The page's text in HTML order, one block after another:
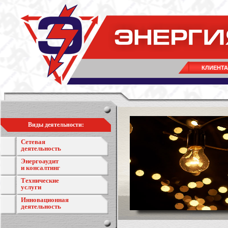
Виды деятельности:
Сетевая
деятельность
Энергоаудит
и консалтинг
Технические
услуги
Инновационная
деятельность